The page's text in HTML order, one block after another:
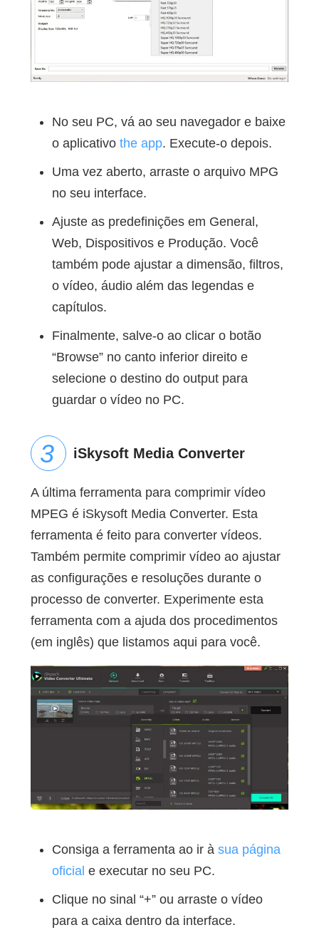
No seu PC, vá ao seu navegador e baixe
o aplicativo the app. Execute-o depois.
Uma vez aberto, arraste o arquivo MPG
no seu interface.
Ajuste as predefinições em General,
Web, Dispositivos e Produção. Você
também pode ajustar a dimensão, filtros,
o vídeo, áudio além das legendas e
capítulos.
Finalmente, salve-o ao clicar o botão
“Browse” no canto inferior direito e
selecione o destino do output para
guardar o vídeo no PC.
iSkysoft Media Converter
A última ferramenta para comprimir vídeo
MPEG é iSkysoft Media Converter. Esta
ferramenta é feito para converter vídeos.
Também permite comprimir vídeo ao ajustar
as configurações e resoluções durante o
processo de converter. Experimente esta
ferramenta com a ajuda dos procedimentos
(em inglês) que listamos aqui para você.
Consiga a ferramenta ao ir à sua página
oficial e executar no seu PC.
Clique no sinal “+” ou arraste o vídeo
para a caixa dentro da interface.